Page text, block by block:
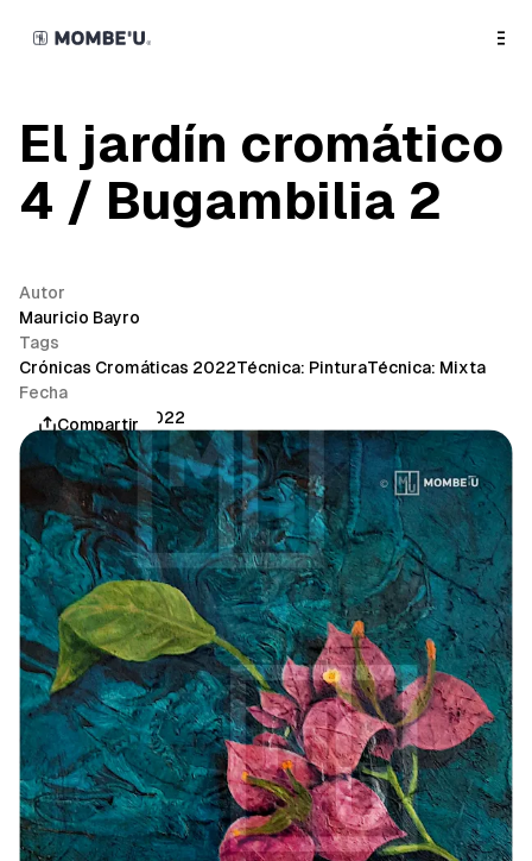
El jardín cromático
4 / Bugambilia 2
Autor
Mauricio Bayro
Tags
Crónicas Cromáticas 2022Técnica: PinturaTécnica: Mixta
Fecha
noviembre 30, 2022
Compartir